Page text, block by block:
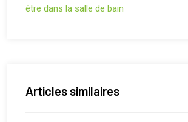
être dans la salle de bain
Articles similaires